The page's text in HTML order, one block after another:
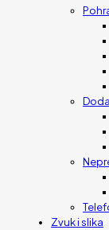
Zvuk i slika